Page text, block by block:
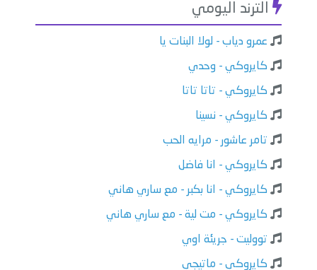
الترند اليومي
عمرو دياب - لولا البنات يا
كايروكي - وحدي
كايروكي - تاتا تاتا
كايروكي - نسينا
تامر عاشور - مرايه الحب
كايروكي - انا فاضل
كايروكي - انا بكبر - مع ساري هاني
كايروكي - مت لية - مع ساري هاني
تووليت - جريئة اوي
كايروكي - ماتيجي